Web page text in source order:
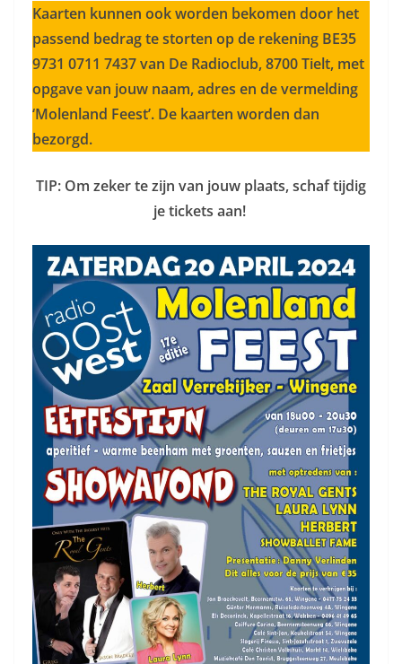
Kaarten kunnen ook worden bekomen door het
passend bedrag te storten op de rekening BE35
9731 0711 7437 van De Radioclub, 8700 Tielt, met
opgave van jouw naam, adres en de vermelding
‘Molenland Feest’. De kaarten worden dan
bezorgd.
TIP: Om zeker te zijn van jouw plaats, schaf tijdig
je tickets aan!